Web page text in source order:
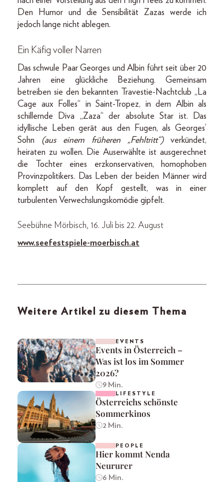
Den Humor und die Sensibilität Zazas werde ich
jedoch lange nicht ablegen.
Ein Käfig voller Narren
Das schwule Paar Georges und Albin führt seit über 20
Jahren eine glückliche Beziehung. Gemeinsam
betreiben sie den bekannten Travestie-Nachtclub „La
Cage aux Folles“ in Saint-Tropez, in dem Albin als
schillernde Diva „Zaza“ der absolute Star ist. Das
idyllische Leben gerät aus den Fugen, als Georges’
Sohn (aus einem früheren „Fehltritt“)verkündet,
heiraten zu wollen. Die Auserwählte ist ausgerechnet
die Tochter eines erzkonservativen, homophoben
Provinzpolitikers. Das Leben der beiden Männer wird
komplett auf den Kopf gestellt, was in einer
turbulenten Verwechslungskomödie gipfelt.
Seebühne Mörbisch, 16. Juli bis 22. August
www.seefestspiele-moerbisch.at
Weitere Artikel zu diesem Thema
EVENTS
Events in Österreich –
Was ist los im Sommer
2026?
9 Min.
LIFESTYLE
Österreichs schönste
Sommerkinos
2 Min.
PEOPLE
Hier kommt Nenda
Neururer
6 Min.